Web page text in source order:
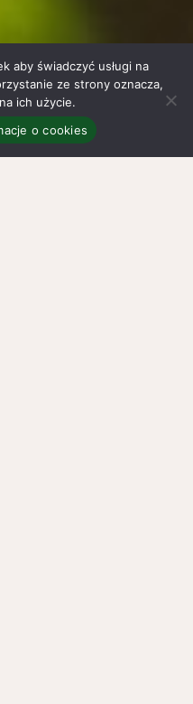
aby świadczyć usługi na
ze strony oznacza,
ich użycie.
o cookies